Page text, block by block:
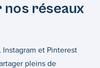
nos réseaux
et Pinterest
pleins de